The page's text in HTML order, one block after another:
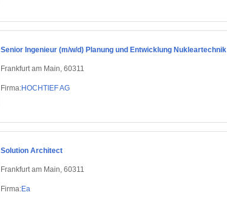
Senior Ingenieur (m/w/d) Planung und Entwicklung Nukleartechnik
Frankfurt am Main, 60311
Firma:HOCHTIEF AG
Solution Architect
Frankfurt am Main, 60311
Firma:Ea